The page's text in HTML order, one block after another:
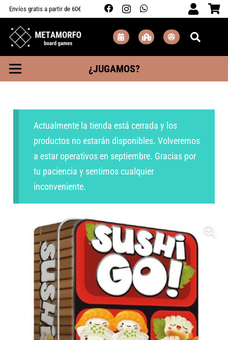
Envíos gratis a partir de 60€
¿JUGAMOS?
Actualmente la tienda está cerrada y los
productos no estarán disponibles. Volveremos
a estar operativos en septiembre. Gracias por
tu paciencia y sentimos cualquier
inconveniente.